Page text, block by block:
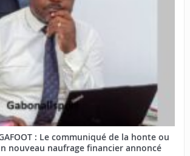
: Le communiqué de la honte ou
nouveau naufrage financier annoncé